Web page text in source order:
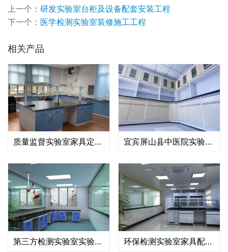
上一个： 研发实验室台柜及设备配套安装工程
下一个： 医学检测实验室装修施工工程
相关产品
质量监督实验室家具定制安装工程 宜宾屏山县中医院实验室家具安装项目
第三方检测实验室实验台通风柜安装工程 环保检测实验室家具配套安装工程